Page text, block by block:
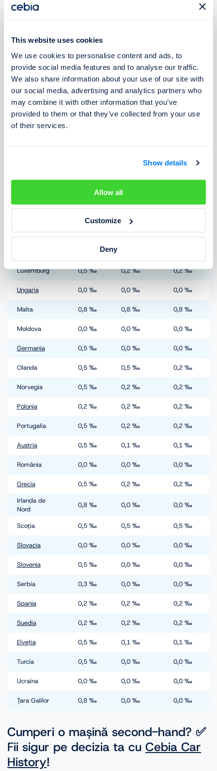
This website uses cookies
We use cookies to personalise content and ads, to
provide social media features and to analyse our traffic.
We also share information about your use of our site with
our social media, advertising and analytics partners who
may combine it with other information that you’ve
provided to them or that they’ve collected from your use
of their services.
Show details
Allow all
Customize
Deny
Cehia 0,0‰
Danemarca 0,5‰ 0,5‰ 0,5
Estonia 0,2‰ 0,2‰ 0,2 ‰
Finlanda 0,5‰ 0,5‰ 0,5‰
Franța 0,5‰ 0,2‰ 0,2‰
‰
Luxemburg 0,5‰ 0,2‰ 0,2‰
Ungaria 0,0 ‰ 0,0 ‰ 0,0 ‰
Malta 0,8 ‰ 0,8 ‰ 0,8 ‰
Moldova 0,0 ‰ 0,0 ‰ 0,0 ‰
Germania 0,5 ‰ 0,0 ‰ 0,0 ‰
Olanda 0,5 ‰ 0,5 ‰ 0,2 ‰
Norvegia 0,5 ‰ 0,2 ‰ 0,2 ‰
Polonia 0,2 ‰ 0,2 ‰ 0,2 ‰
Portugalia 0,5 ‰ 0,2 ‰ 0,2 ‰
Austria 0,5 ‰ 0,1 ‰ 0,1 ‰
România 0,0 ‰ 0,0 ‰ 0,0 ‰
Grecia 0,5 ‰ 0,2 ‰ 0,2 ‰
Irlanda de
Nord
0,8 ‰ 0,0 ‰ 0,0 ‰
Scoția 0,5 ‰ 0,5 ‰ 0,5 ‰
Slovacia 0,0 ‰ 0,0 ‰ 0,0 ‰
Slovenia 0,5 ‰ 0,0 ‰ 0,0 ‰
Serbia 0,3 ‰ 0,0 ‰ 0,0 ‰
Spania 0,2 ‰ 0,2 ‰ 0,2 ‰
Suedia 0,2 ‰ 0,2 ‰ 0,2 ‰
Elveția 0,5 ‰ 0,1 ‰ 0,1 ‰
Turcia 0,5 ‰ 0,0 ‰ 0,0 ‰
Ucraina 0,0 ‰ 0,0 ‰ 0,0 ‰
Țara Galilor 0,8 ‰ 0,0 ‰ 0,0 ‰
Cumperi o mașină second-hand? ✅
Fii sigur pe decizia ta cu Cebia Car
History!